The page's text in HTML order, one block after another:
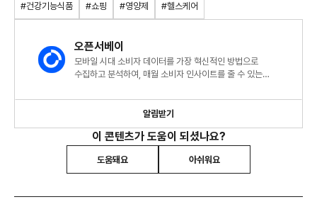
#건강기능식품 #쇼핑 #영양제 #헬스케어
오픈서베이
모바일 시대 소비자 데이터를 가장 혁신적인 방법으로
수집하고 분석하여, 매월 소비자 인사이트를 줄 수 있는
알림받기
이 콘텐츠가 도움이 되셨나요?
도움돼요 아쉬워요